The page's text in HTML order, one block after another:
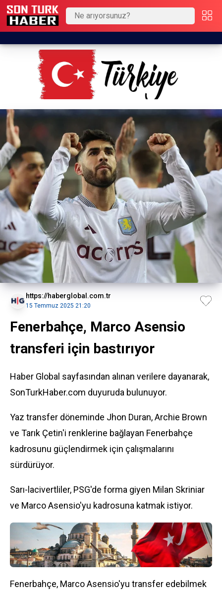
https://haberglobal.com.tr
15 Temmuz 2025 21:20
Fenerbahçe, Marco Asensio
transferi için bastırıyor
Haber Global sayfasından alınan verilere dayanarak,
SonTurkHaber.com duyuruda bulunuyor.
Yaz transfer döneminde Jhon Duran, Archie Brown
ve Tarık Çetin'i renklerine bağlayan Fenerbahçe
kadrosunu güçlendirmek için çalışmalarını
sürdürüyor.
Sarı-lacivertliler, PSG'de forma giyen Milan Skriniar
ve Marco Asensio'yu kadrosuna katmak istiyor.
Fenerbahçe, Marco Asensio'yu transfer edebilmek